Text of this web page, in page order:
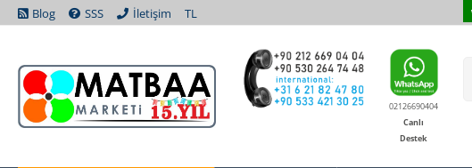
Blog SSS İletişim TL
02126690404
Canlı
Destek